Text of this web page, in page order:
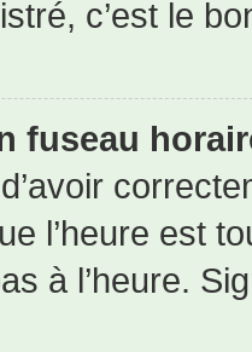
c’est le
fuseau
l’heure est
à l’heure.